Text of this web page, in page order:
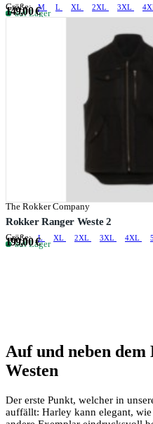
Größe: M L XL 2XL 3XL
auf Lager
149,00 €
The Rokker Company
Rokker Ranger Weste 2
Größe: L XL 2XL 3XL 4XL
auf Lager
199,00 €
Auf und neben
Westen
Der erste Punkt, welcher in
auffällt: Harley kann elegant,